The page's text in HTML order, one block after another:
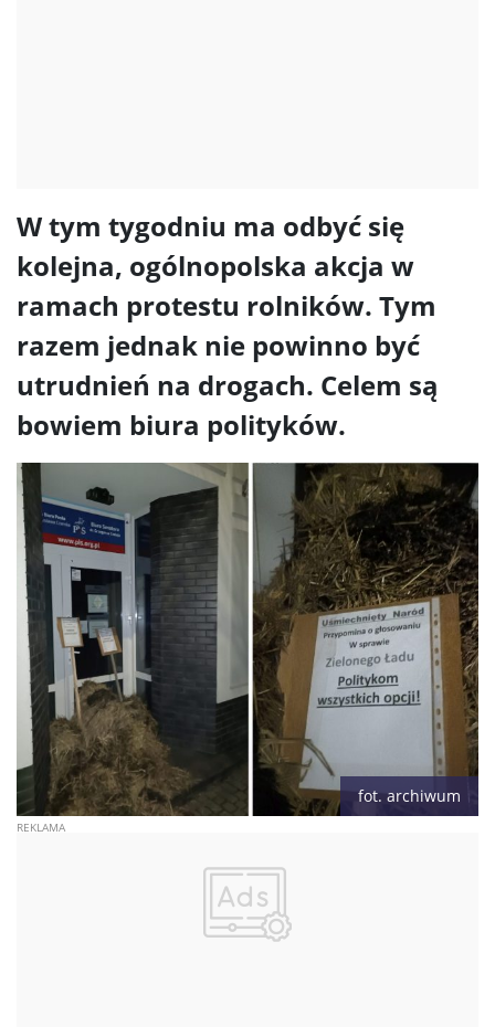
W tym tygodniu ma odbyć się
kolejna, ogólnopolska akcja w
ramach protestu rolników. Tym
razem jednak nie powinno być
utrudnień na drogach. Celem są
bowiem biura polityków.
fot. archiwum